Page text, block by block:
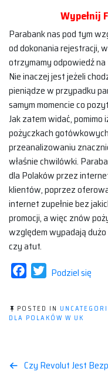
Wypełnij
Parabank nas pod tym
od dokonania rejestracji,
otrzymamy odpowiedź
Nie inaczej jest jeżeli
pieniądze w przypadku
samym momencie co
Jak zatem widać,
pożyczkach
przeanalizowaniu
właśnie chwilówki.
dla Polaków przez
klientów, poprzez
internet zupełnie bez
promocji, a więc znów
względem wypadają
czy atut.
FacebookTwitter
Podziel się
POSTED IN
DLA POLAKÓW W UK
Nawigacja
Czy Revolut Jest